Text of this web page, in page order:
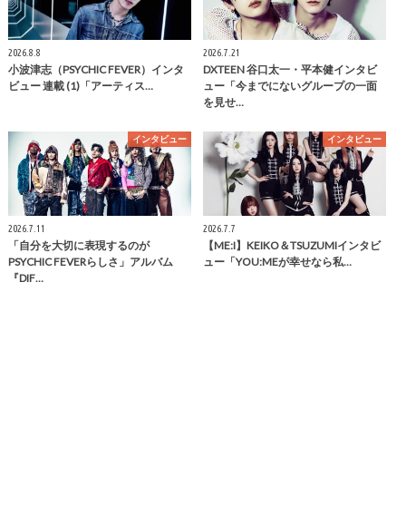
2026.8.8
小波津志（PSYCHIC FEVER）インタ
ビュー 連載 (1)「アーティス…
2026.7.21
DXTEEN 谷口太一・平本健インタビ
ュー「今までにないグループの一面
を見せ…
インタビュー
2026.7.11
「自分を大切に表現するのが
PSYCHIC FEVERらしさ」アルバム
『DIF…
インタビュー
2026.7.7
【ME:I】KEIKO＆TSUZUMIインタビ
ュー「YOU:MEが幸せなら私…